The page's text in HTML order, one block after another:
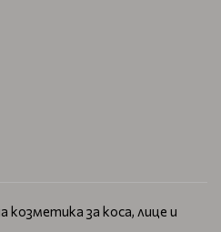
козметика за коса, лице и